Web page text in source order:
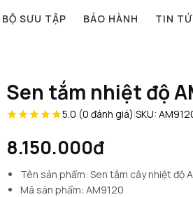
BỘ SƯU TẬP BẢO HÀNH TIN
Sen tắm nhiệt độ
5.0 (0 đánh giá)|SKU:
8.150.000đ
Tên sản phẩm: Sen tắm cây nhiệt độ
Mã sản phẩm: AM9120